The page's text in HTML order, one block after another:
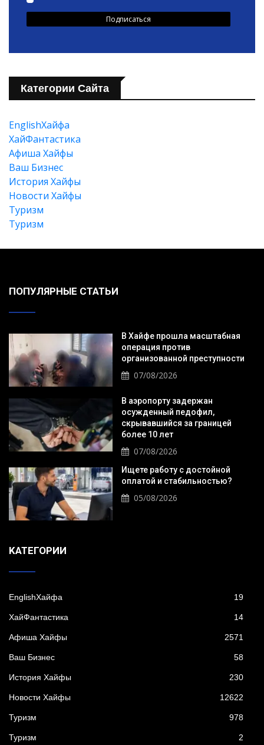
Категории Сайта
EnglishХайфа
XайФантастика
Афиша Хайфы
Ваш Бизнес
История Хайфы
Новости Хайфы
Туризм
Туризм
ПОПУЛЯРНЫЕ СТАТЬИ
В Хайфе прошла масштабная
операция против
организованной преступности
07/08/2026
В аэропорту задержан
осужденный педофил,
скрывавшийся за границей
более 10 лет
07/08/2026
Ищете работу с достойной
оплатой и стабильностью?
05/08/2026
KАТЕГОРИИ
EnglishХайфа 19
XайФантастика 14
Афиша Хайфы 2571
Ваш Бизнес 58
История Хайфы 230
Новости Хайфы 12622
Туризм 978
Туризм 2